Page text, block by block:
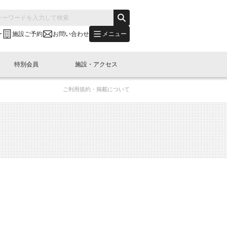
施設ご予約 お問い合わせ メニュー
別会員開催
展・参加
"LINK-BioBAY TOKYO"？
(News Letter)
コラム
ュース・事業紹介
ベント
LINK-J WEST
容
本橋エリアについて
特別会員
し込み
施設・アクセス
予約
ご利用規約・掲載について